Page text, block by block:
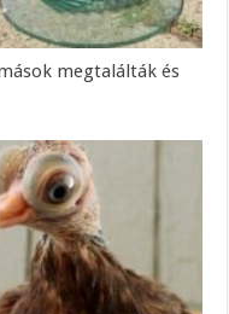
megtalálták és